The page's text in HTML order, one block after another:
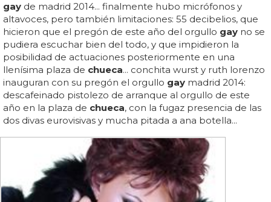
gay de madrid 2014... finalmente hubo micrófonos y
altavoces, pero también limitaciones: 55 decibelios, que
hicieron que el pregón de este año del orgullo gay no se
pudiera escuchar bien del todo, y que impidieron la
posibilidad de actuaciones posteriormente en una
llenísima plaza de chueca... conchita wurst y ruth lorenzo
inauguran con su pregón el orgullo gay madrid 2014:
descafeinado pistolezo de arranque al orgullo de este
año en la plaza de chueca, con la fugaz presencia de las
dos divas eurovisivas y mucha pitada a ana botella...